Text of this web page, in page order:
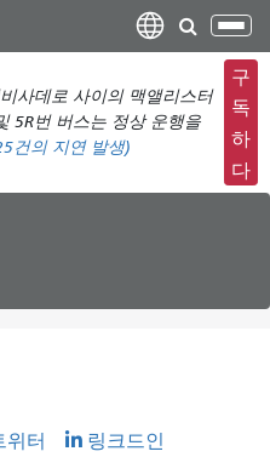
텐
츠
로
건
탐
색
메
뉴
전
환
사데로 사이의 맥앨리스터
5R번 버스는 정상 운행을
건의 지연 발생)
구
독
하
다
위터 링크드인